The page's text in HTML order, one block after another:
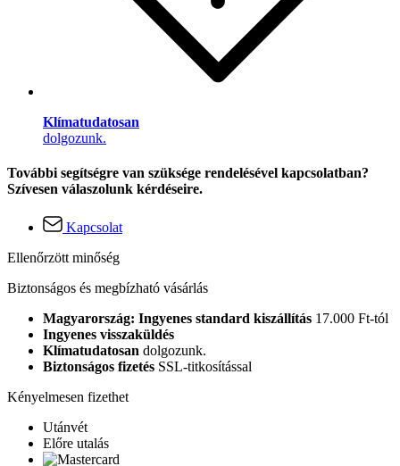
Klímatudatosan
dolgozunk.
További segítségre van szüksége rendelésével kapcsolatban?
Szívesen válaszolunk kérdéseire.
Kapcsolat
Ellenőrzött minőség
Biztonságos és megbízható vásárlás
Magyarország: Ingyenes standard kiszállítás 17.000 Ft-tól
Ingyenes visszaküldés
Klímatudatosan dolgozunk.
Biztonságos fizetés SSL-titkosítással
Kényelmesen fizethet
Utánvét
Előre utalás